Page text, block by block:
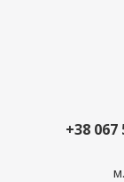
+38 067